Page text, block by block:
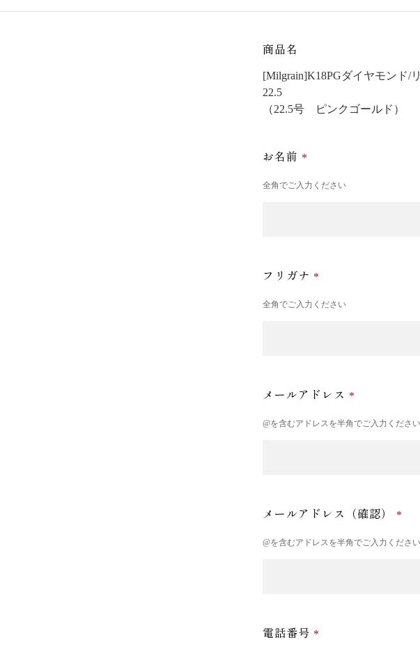
商品名
[Milgrain]K18PGダイヤモンド/
22.5
（22.5号 ピンクゴールド）
お名前
全角でご入力ください
フリガナ
全角でご入力ください
メールアドレス
@を含むアドレスを半角でご入力ください
メールアドレス（確認）
@を含むアドレスを半角でご入力ください
電話番号